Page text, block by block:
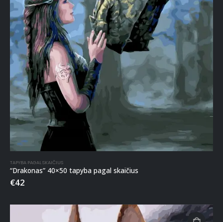
TAPYBA PAGAL SKAIČIUS
“Drakonas” 40×50 tapyba pagal skaičius
€42